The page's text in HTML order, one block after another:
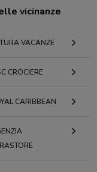
vicinanze
VACANZE
CROCIERE
CARIBBEAN